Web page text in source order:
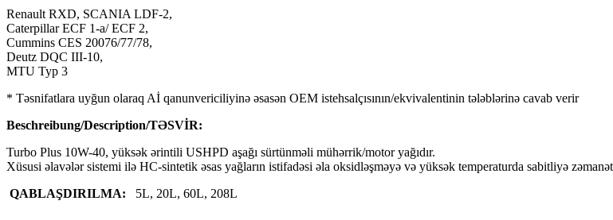
Renault RXD, SCANIA LDF-2,
Caterpillar ECF 1-a/ ECF 2,
Cummins CES 20076/77/78,
Deutz DQC III-10,
MTU Typ 3
* Təsnifatlara uyğun olaraq Aİ qanunvericiliyinə əsasən OEM istehsalçısının/ekvivalentinin tələblərinə cavab verir
Beschreibung/Description/TƏSVİR:
Turbo Plus 10W-40, yüksək ərintili USHPD aşağı sürtünməli mühərrik/motor yağıdır.
Xüsusi əlavələr sistemi ilə HC-sintetik əsas yağların istifadəsi əla oksidləşməyə və yüksək temperaturda sabitliyə
QABLAŞDIRILMA:
5L, 20L, 60L, 208L